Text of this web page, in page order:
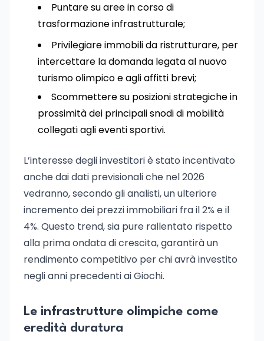
Puntare su aree in corso di
trasformazione infrastrutturale;
Privilegiare immobili da ristrutturare, per
intercettare la domanda legata al nuovo
turismo olimpico e agli affitti brevi;
Scommettere su posizioni strategiche in
prossimità dei principali snodi di mobilità
collegati agli eventi sportivi.
L’interesse degli investitori è stato incentivato
anche dai dati previsionali che nel 2026
vedranno, secondo gli analisti, un ulteriore
incremento dei prezzi immobiliari fra il 2% e il
4%. Questo trend, sia pure rallentato rispetto
alla prima ondata di crescita, garantirà un
rendimento competitivo per chi avrà investito
negli anni precedenti ai Giochi.
Le infrastrutture olimpiche come
eredità duratura